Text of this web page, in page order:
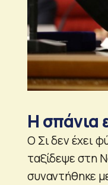
Η σπάνια
Ο Σι δεν έχει
ταξίδεψε στη
συναντήθηκε